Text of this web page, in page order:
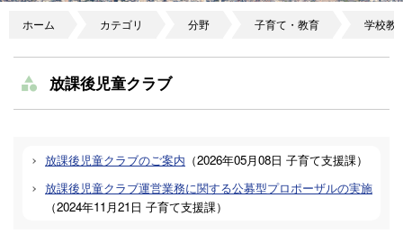
ホーム カテゴリ 分野 子育て・教育 学校教
放課後児童クラブ
放課後児童クラブのご案内 （2026年05月08日 子育て支援課）
放課後児童クラブ運営業務に関する公募型プロポーザルの実施
（2024年11月21日 子育て支援課）